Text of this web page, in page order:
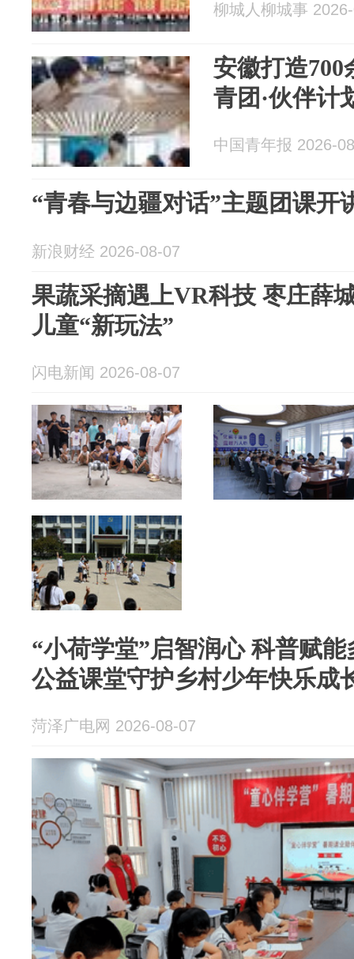
柳城人柳城事
安徽打造700
青团·伙伴计
中国青年报 2026-
“青春与边疆对话”主题团课开
新浪财经 2026-08-07
果蔬采摘遇上VR科技 枣庄薛
儿童“新玩法”
闪电新闻 2026-08-07
“小荷学堂”启智润心 科普赋
公益课堂守护乡村少年快乐成
菏泽广电网 2026-08-07